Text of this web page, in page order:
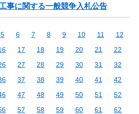
事に関する一般競争入札公告
5 6 7 8 9 10 11
12
17 18 19 20 21
22
27 28 29 30 31
32
37 38 39 40 41
42
47 48 49 50 51
52
57 58 59 60 61
62